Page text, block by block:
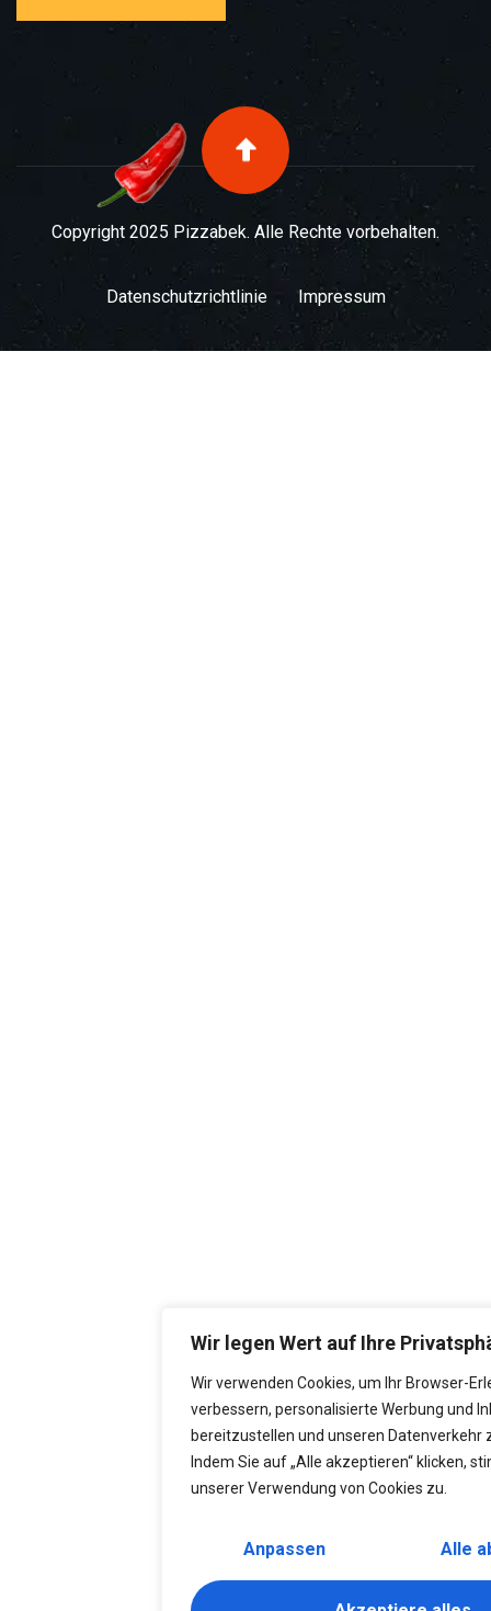
Wir legen Wert auf Ihre
Wir verwenden Cookies, um Ihr Browser-
verbessern, personalisierte Werbung und
bereitzustellen und unseren Datenverkehr
Indem Sie auf „Alle akzeptieren“ klicken,
unserer Verwendung von Cookies zu.
Anpassen Alle
Copyright 2025 Pizzabek. Alle Rechte vorbehalten.
Datenschutzrichtlinie Impressum